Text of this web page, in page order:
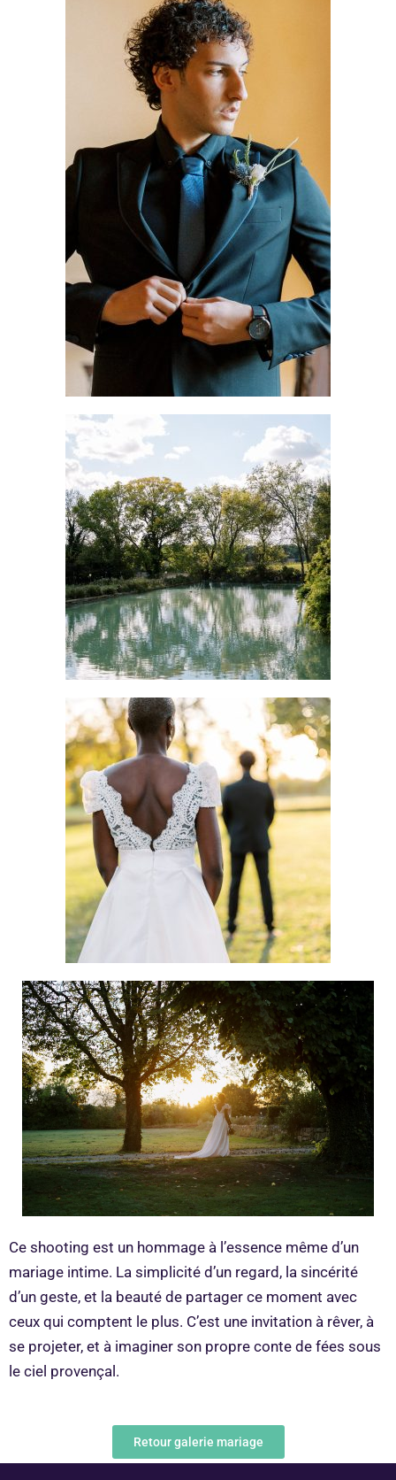
Ce shooting est un hommage à l’essence même d’un
mariage intime. La simplicité d’un regard, la sincérité
d’un geste, et la beauté de partager ce moment avec
ceux qui comptent le plus. C’est une invitation à rêver, à
se projeter, et à imaginer son propre conte de fées sous
le ciel provençal.
Retour galerie mariage